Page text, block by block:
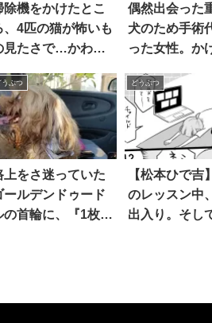
除機をかけたとこ
、4匹の猫が怖いも
見たさで…かわい
偶然出会った
犬のため手術
った女性。か
枚
うぶつ
上をさ迷っていた
ールデンドゥード
の首輪に、『1枚の
どうぶつ
【松本ひで吉
のレッスン中
出入り。そし